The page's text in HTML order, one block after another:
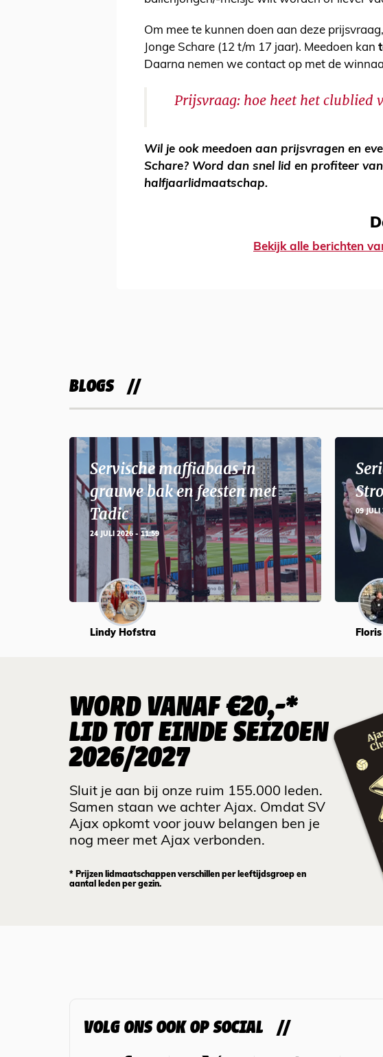
Om mee te kunnen doen aan deze
Jonge Schare (12 t/m 17 jaar). Meedoen kan
Daarna nemen we contact op met de
Prijsvraag: hoe heet het clublied
Wil je ook meedoen aan prijsvragen en
Schare? Word dan snel lid en profiteer van
halfjaarlidmaatschap.
Bekijk alle berichten
BLOGS
Servische maffiabaas in
grauwe bak en feesten met
Tadic
24 JULI 2026 - 11:59
Lindy Hofstra
09 JULI
WORD VANAF €20,-*
LID TOT EINDE SEIZOEN
2026/2027
Sluit je aan bij onze ruim 155.000 leden.
Samen staan we achter Ajax. Omdat SV
Ajax opkomt voor jouw belangen ben je
nog meer met Ajax verbonden.
* Prijzen lidmaatschappen verschillen per leeftijdsgroep en
aantal leden per gezin.
VOLG ONS OOK OP SOCIAL